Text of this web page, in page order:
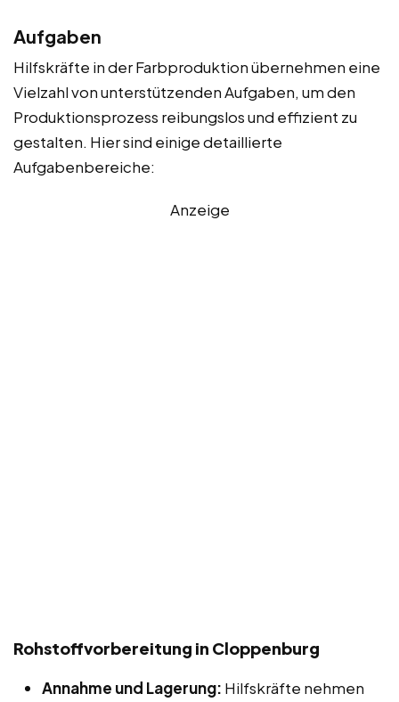
Aufgaben
Hilfskräfte in der Farbproduktion übernehmen eine
Vielzahl von unterstützenden Aufgaben, um den
Produktionsprozess reibungslos und effizient zu
gestalten. Hier sind einige detaillierte
Aufgabenbereiche:
Anzeige
Rohstoffvorbereitung in Cloppenburg
Annahme und Lagerung: Hilfskräfte nehmen